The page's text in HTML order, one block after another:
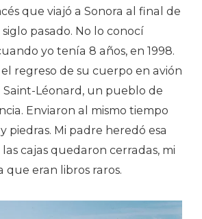
que viajó a Sonora al final de
pasado. No lo conocí
yo tenía 8 años, en 1998.
regreso de su cuerpo en avión
Saint-Léonard, un pueblo de
Enviaron al mismo tiempo
piedras. Mi padre heredó esa
cajas quedaron cerradas, mi
que eran libros raros.